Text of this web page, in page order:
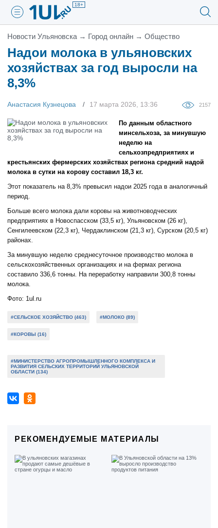
18+
Новости Ульяновска → Город онлайн → Общество
Надои молока в ульяновских
хозяйствах за год выросли на
8,3%
Анастасия Кузнецова 17 марта 2026, 13:36 2157
По данным областного
минсельхоза, за минувшую
неделю на
сельхозпредприятиях и
крестьянских фермерских хозяйствах региона средний надой
молока в сутки на корову составил 18,3 кг.
Этот показатель на 8,3% превысил надои 2025 года в аналогичный
период.
Больше всего молока дали коровы на животноводческих
предприятиях в Новоспасском (33,5 кг), Ульяновском (26 кг),
Сенгилеевском (22,3 кг), Чердаклинском (21,3 кг), Сурском (20,5 кг)
районах.
За минувшую неделю среднесуточное производство молока в
сельскохозяйственных организациях и на фермах региона
составило 336,6 тонны. На переработку направили 300,8 тонны
молока.
Фото: 1ul.ru
#СЕЛЬСКОЕ ХОЗЯЙСТВО (463) #МОЛОКО (89)
#КОРОВЫ (16)
#МИНИСТЕРСТВО АГРОПРОМЫШЛЕННОГО КОМПЛЕКСА И
РАЗВИТИЯ СЕЛЬСКИХ ТЕРРИТОРИЙ УЛЬЯНОВСКОЙ
ОБЛАСТИ (134)
РЕКОМЕНДУЕМЫЕ МАТЕРИАЛЫ